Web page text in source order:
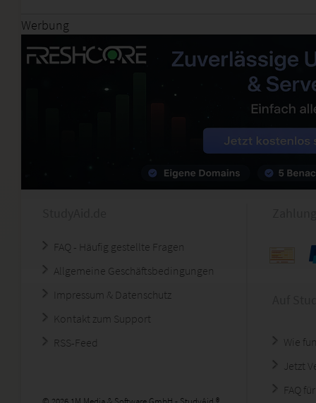
Werbung
FAQ - Häufig gestellte Fragen
Allgemeine Geschäftsbedingungen
Impressum & Datenschutz
Kontakt zum Support
RSS-Feed
Wie
Jetzt
FAQ